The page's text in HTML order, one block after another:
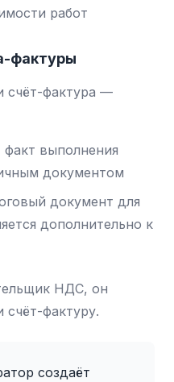
работ
фактуры
счёт-фактура —
выполнения
документом
документ для
дополнительно к
НДС, он
счёт-фактуру.
создаёт